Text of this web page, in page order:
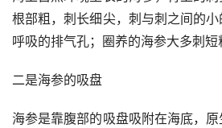
根部粗，刺长细尖，刺与刺之间的
呼吸的排气孔；圈养的海参大多刺短
二是海参的吸盘
海参是靠腹部的吸盘吸附在海底，